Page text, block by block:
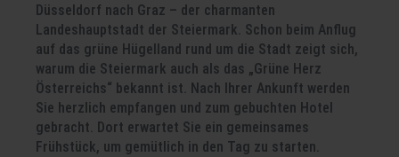
Düsseldorf nach Graz – der charmanten
Landeshauptstadt der Steiermark. Schon beim Anflug
auf das grüne Hügelland rund um die Stadt zeigt sich,
warum die Steiermark auch als das „Grüne Herz
Österreichs“ bekannt ist. Nach Ihrer Ankunft werden
Sie herzlich empfangen und zum gebuchten Hotel
gebracht. Dort erwartet Sie ein gemeinsames
Frühstück, um gemütlich in den Tag zu starten.